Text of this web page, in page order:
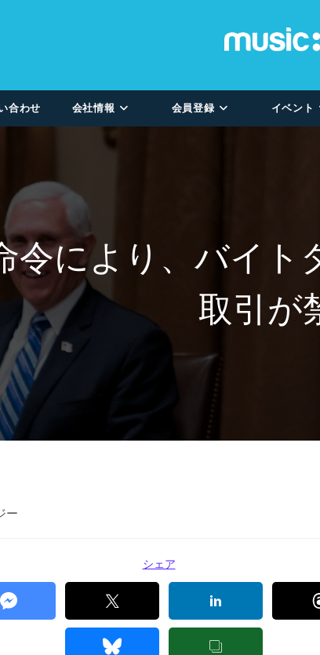
合わせ 会社情報 会員登録 イベント
令により、バイ
取引が
ー
シェア